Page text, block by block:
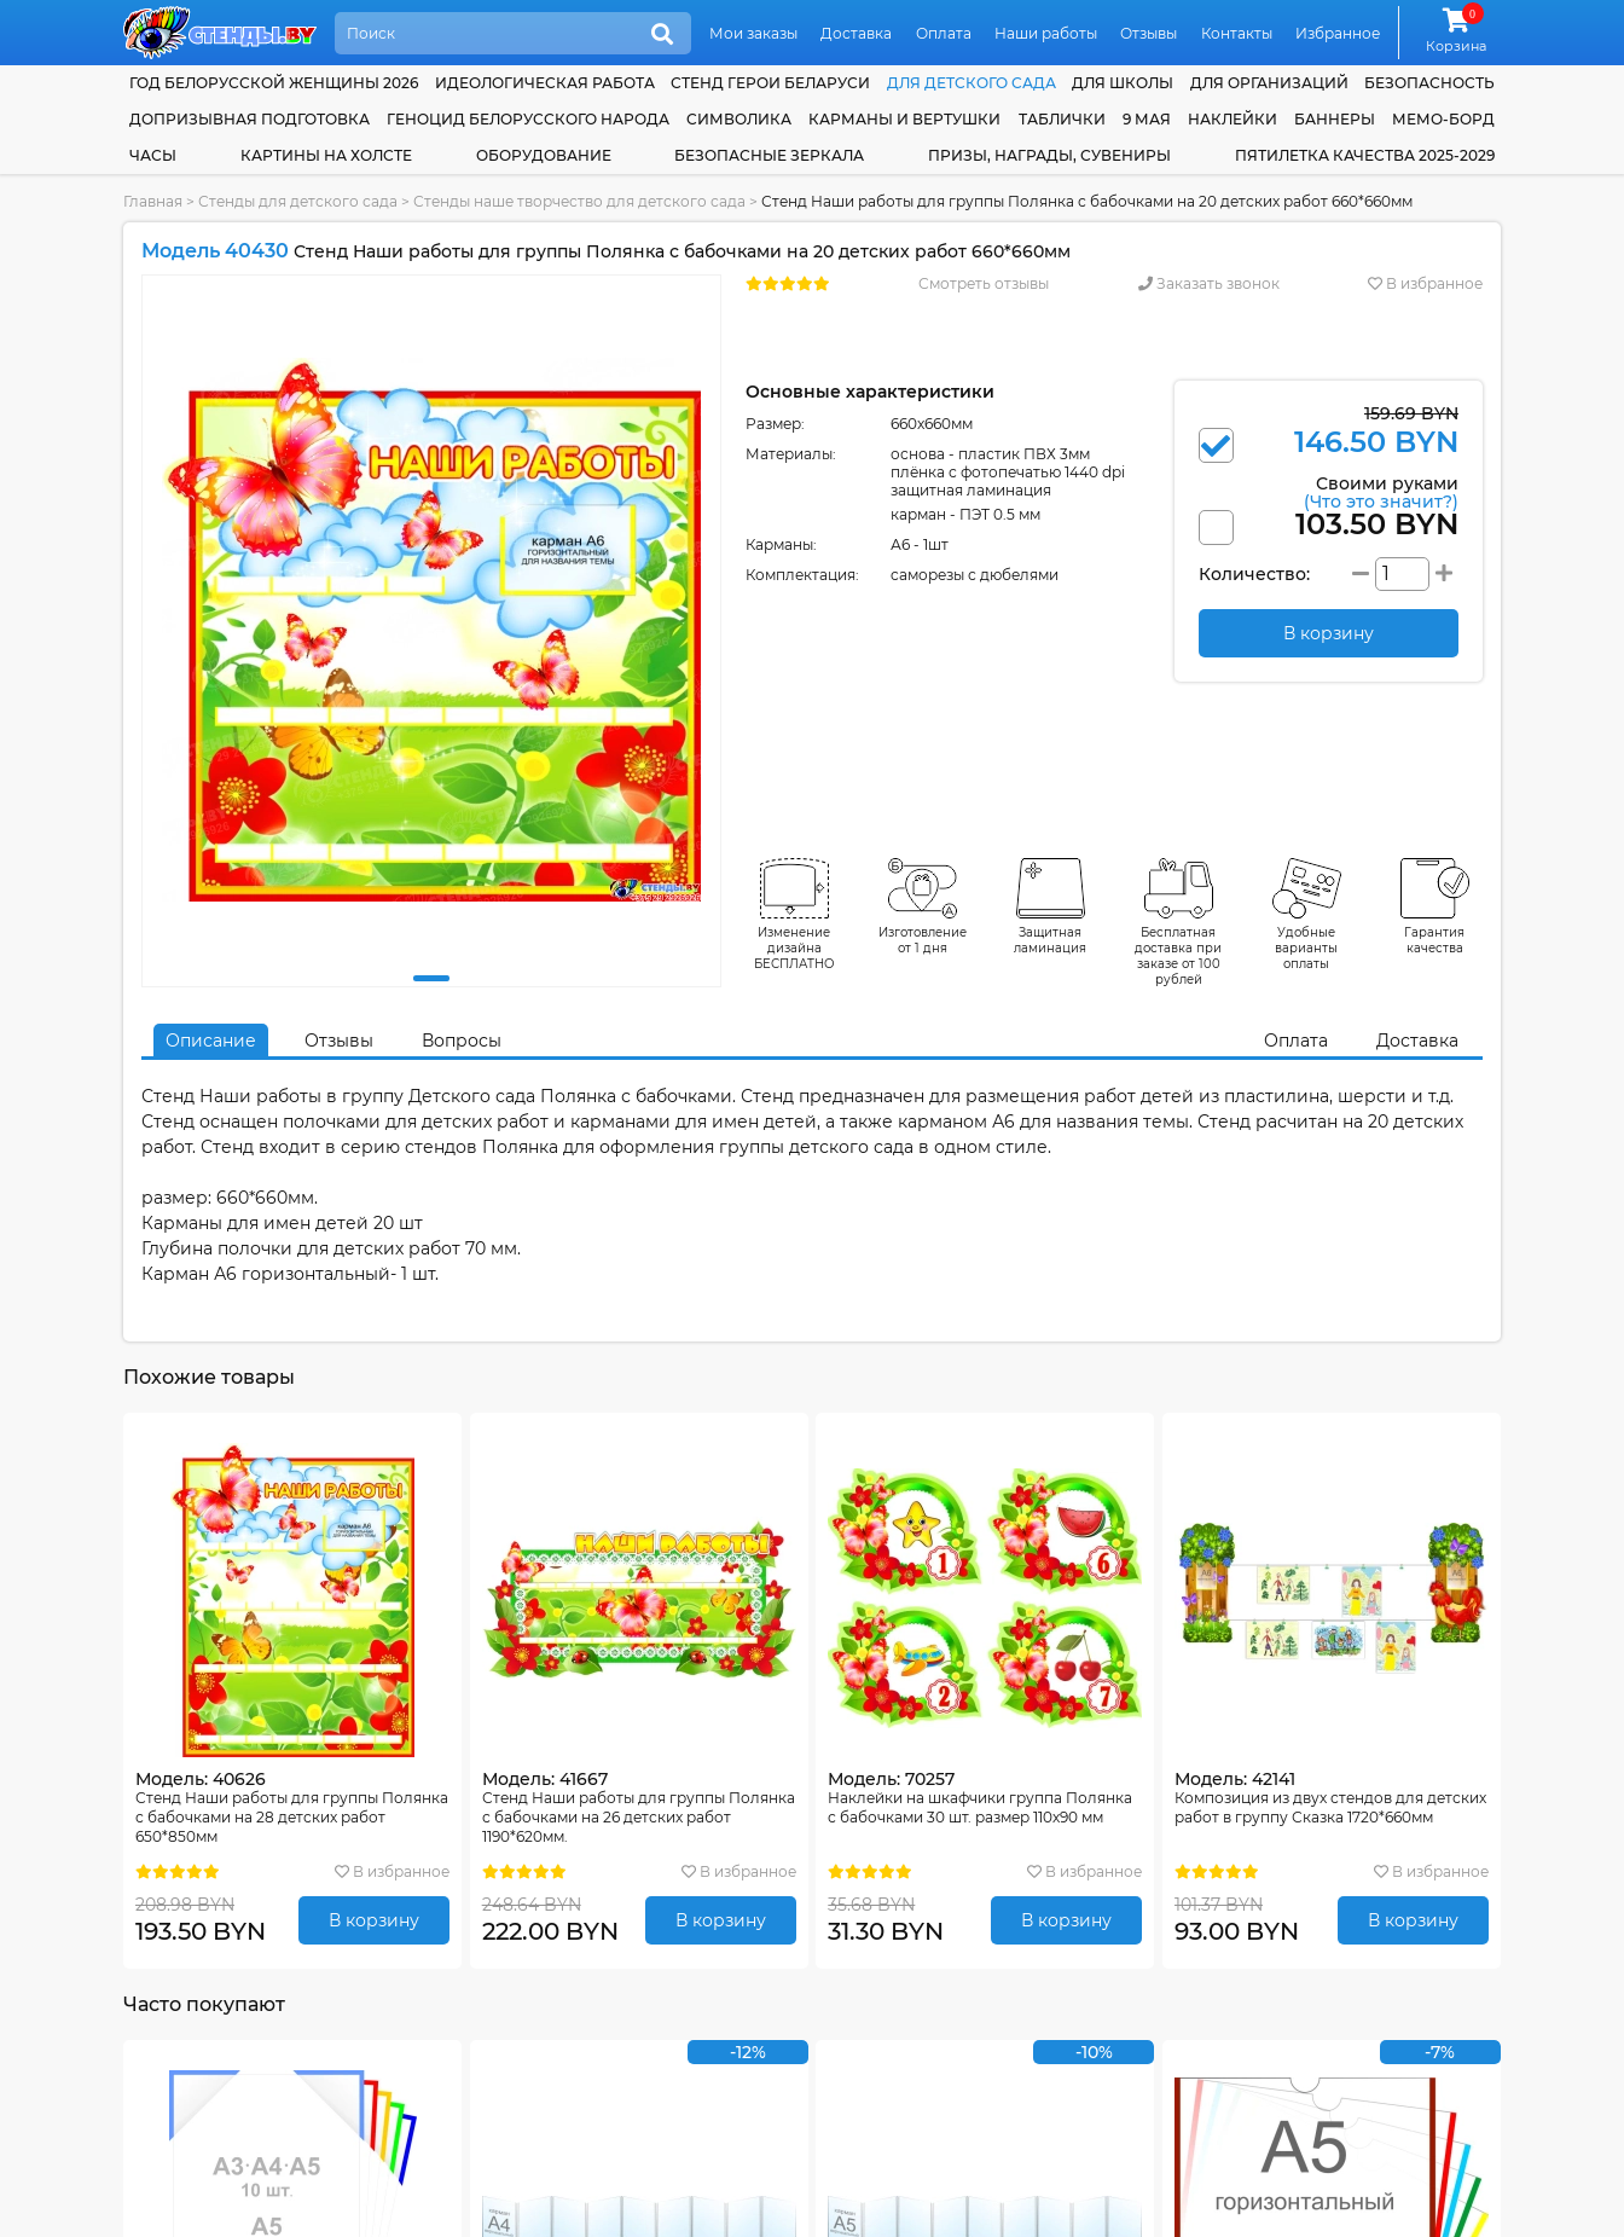
Мои заказы Доставка Оплата Наши работы Отзывы Контакты Избранное
0
Корзина
ГОД БЕЛОРУССКОЙ ЖЕНЩИНЫ 2026 ИДЕОЛОГИЧЕСКАЯ РАБОТА СТЕНД ГЕРОИ БЕЛАРУСИ ДЛЯ ДЕТСКОГО САДА ДЛЯ ШКОЛЫ ДЛЯ ОРГАНИЗАЦИЙ
БЕЗОПАСНОСТЬ
ДОПРИЗЫВНАЯ ПОДГОТОВКА
ГЕНОЦИД БЕЛОРУССКОГО НАРОДА СИМВОЛИКА КАРМАНЫ И ВЕРТУШКИ ТАБЛИЧКИ 9 МАЯ НАКЛЕЙКИ БАННЕРЫ
МЕМО-БОРД
ЧАСЫ
КАРТИНЫ НА ХОЛСТЕ ОБОРУДОВАНИЕ БЕЗОПАСНЫЕ ЗЕРКАЛА ПРИЗЫ, НАГРАДЫ, СУВЕНИРЫ ПЯТИЛЕТКА КАЧЕСТВА 2025-2029
Главная > Стенды для детского сада > Стенды наше творчество для детского сада > Стенд Наши работы для группы Полянка с бабочками на 20 детских работ 660*660мм
Модель 40430 Стенд Наши работы для группы Полянка с бабочками на 20 детских работ 660*660мм
Смотреть отзывы Заказать звонок В избранное
Основные характеристики
Размер:
660x660мм
Материалы:
основа - пластик ПВХ 3мм
плёнка с фотопечатью 1440 dpi
защитная ламинация
карман - ПЭТ 0.5 мм
Карманы:
А6 - 1шт
Комплектация:
cаморезы с дюбелями
159.69 BYN
146.50 BYN
Своими руками
(Что это значит?)
103.50 BYN
Количество:
В корзину
Изменение
дизайна
БЕСПЛАТНО
Изготовление
от 1 дня
Защитная
ламинация
Бесплатная
доставка при
заказе от 100
рублей
Удобные
варианты
оплаты
Гарантия
качества
Описание Отзывы Вопросы Оплата Доставка
Стенд Наши работы в группу Детского сада Полянка с бабочками. Стенд предназначен для размещения работ детей из пластилина, шерсти и т.д.
Стенд оснащен полочками для детских работ и карманами для имен детей, а также карманом А6 для названия темы. Стенд расчитан на 20 детских
работ. Стенд входит в серию стендов Полянка для оформления группы детского сада в одном стиле.
размер: 660*660мм.
Карманы для имен детей 20 шт
Глубина полочки для детских работ 70 мм.
Карман А6 горизонтальный- 1 шт.
Похожие товары
Модель: 40626
Стенд Наши работы для группы Полянка
с бабочками на 28 детских работ
650*850мм
В избранное
208.98 BYN
193.50 BYN В корзину
Модель: 41667
Стенд Наши работы для группы Полянка
с бабочками на 26 детских работ
1190*620мм.
В избранное
248.64 BYN
222.00 BYN В корзину
Модель: 70257
Наклейки на шкафчики группа Полянка
с бабочками 30 шт. размер 110х90 мм
В избранное
35.68 BYN
31.30 BYN В корзину
Модель: 42141
Композиция из двух стендов для детских
работ в группу Сказка 1720*660мм
В избранное
101.37 BYN
93.00 BYN В корзину
Часто покупают
-12% -10% -7%